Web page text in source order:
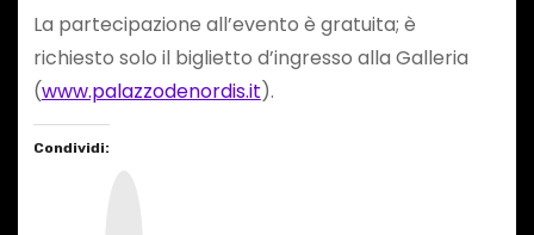
La partecipazione all’evento è gratuita; è
richiesto solo il biglietto d’ingresso alla Galleria
(www.palazzodenordis.it).
Condividi: